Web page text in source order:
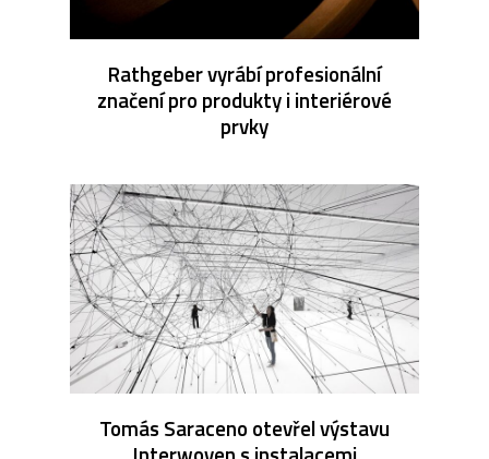
Rathgeber vyrábí profesionální
značení pro produkty i interiérové
prvky
Tomás Saraceno otevřel výstavu